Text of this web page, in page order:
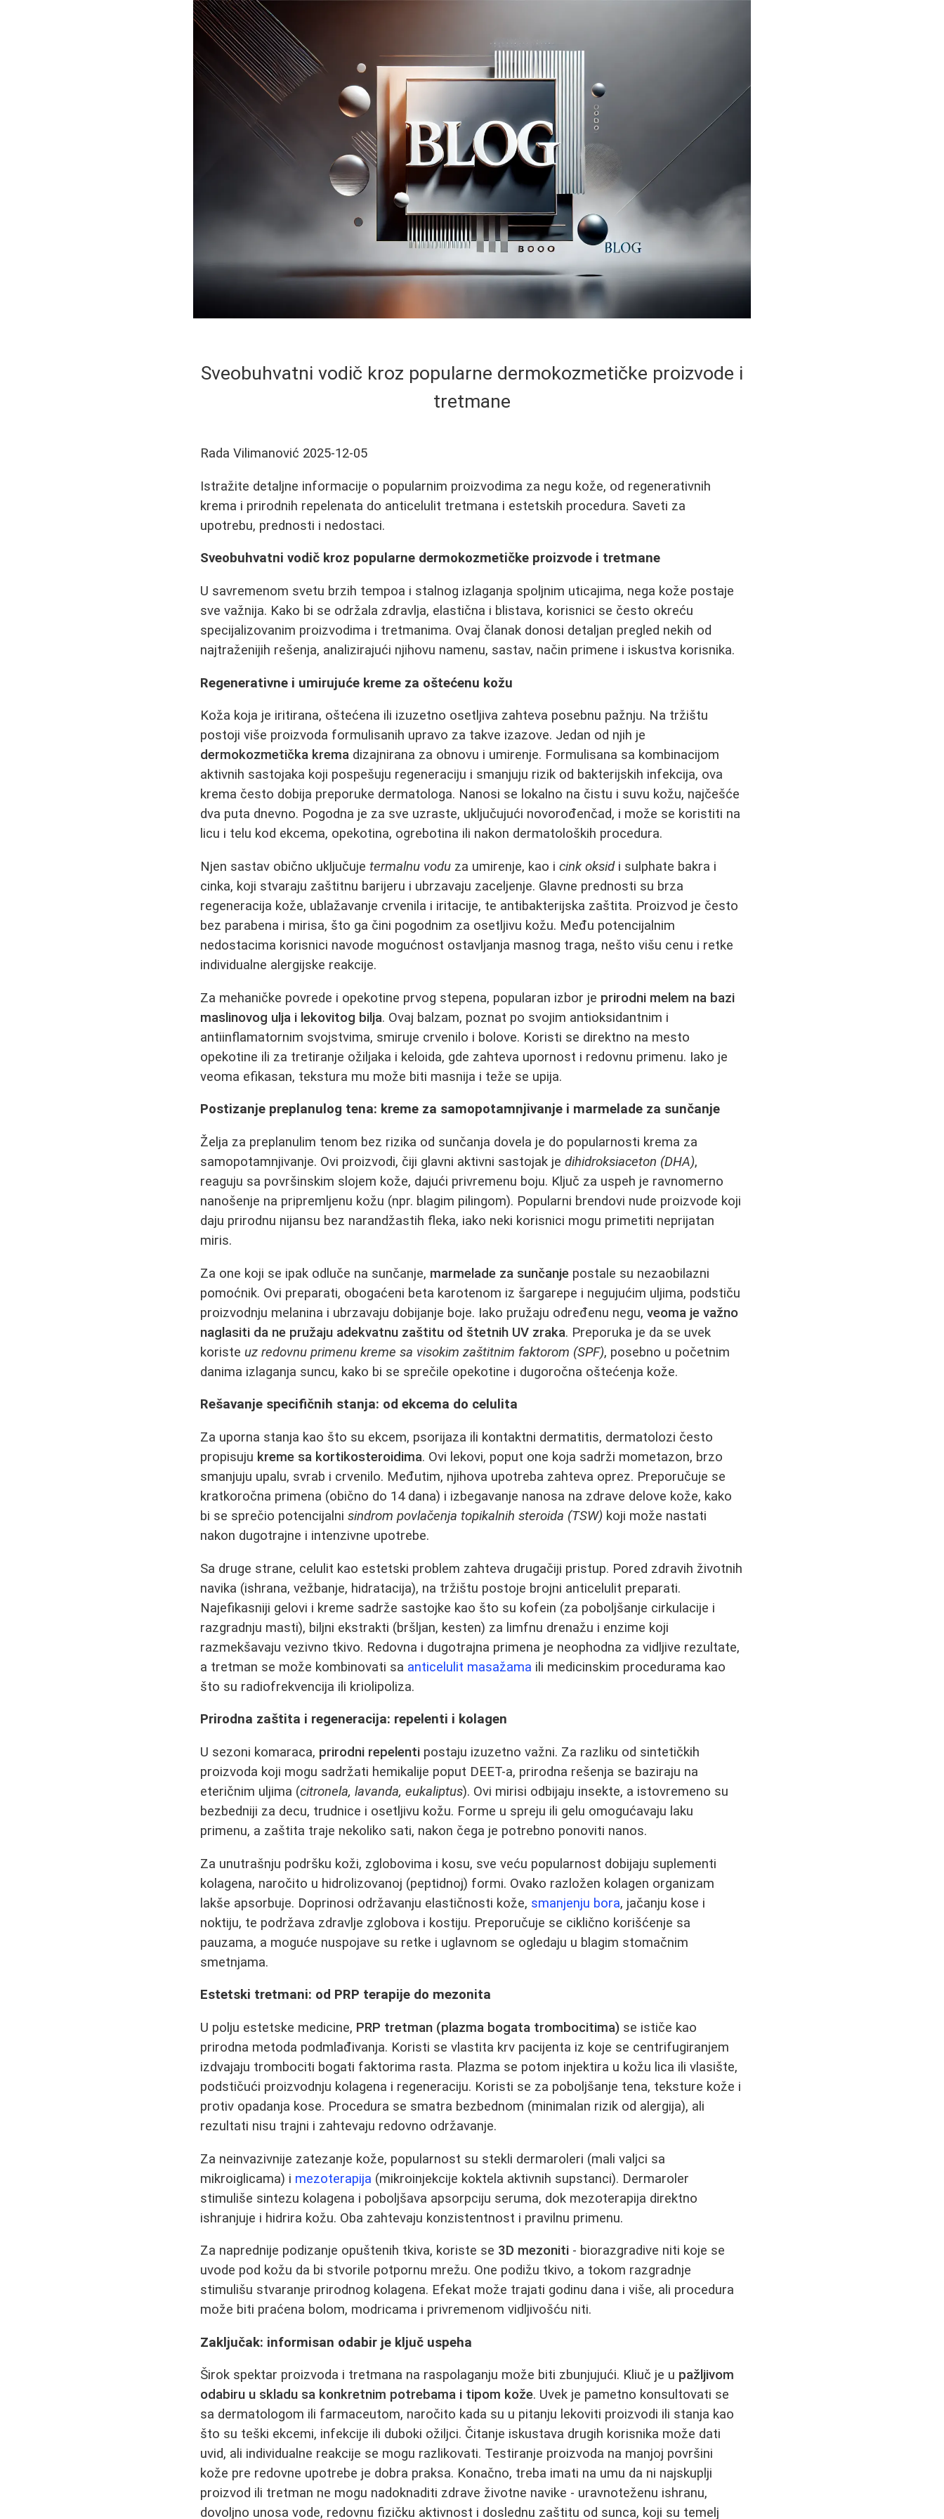
Sveobuhvatni vodič kroz popularne dermokozmetičke proizvode i
tretmane
Rada Vilimanović 2025-12-05
Istražite detaljne informacije o popularnim proizvodima za negu kože, od regenerativnih
krema i prirodnih repelenata do anticelulit tretmana i estetskih procedura. Saveti za
upotrebu, prednosti i nedostaci.
Sveobuhvatni vodič kroz popularne dermokozmetičke proizvode i tretmane
U savremenom svetu brzih tempoa i stalnog izlaganja spoljnim uticajima, nega kože postaje
sve važnija. Kako bi se održala zdravlja, elastična i blistava, korisnici se često okreću
specijalizovanim proizvodima i tretmanima. Ovaj članak donosi detaljan pregled nekih od
najtraženijih rešenja, analizirajući njihovu namenu, sastav, način primene i iskustva korisnika.
Regenerativne i umirujuće kreme za oštećenu kožu
Koža koja je iritirana, oštećena ili izuzetno osetljiva zahteva posebnu pažnju. Na tržištu
postoji više proizvoda formulisanih upravo za takve izazove. Jedan od njih je
dermokozmetička krema dizajnirana za obnovu i umirenje. Formulisana sa kombinacijom
aktivnih sastojaka koji pospešuju regeneraciju i smanjuju rizik od bakterijskih infekcija, ova
krema često dobija preporuke dermatologa. Nanosi se lokalno na čistu i suvu kožu, najčešće
dva puta dnevno. Pogodna je za sve uzraste, uključujući novorođenčad, i može se koristiti na
licu i telu kod ekcema, opekotina, ogrebotina ili nakon dermatoloških procedura.
Njen sastav obično uključujetermalnu vodu za umirenje, kao icink oksidi sulphate bakra i
cinka, koji stvaraju zaštitnu barijeru i ubrzavaju zaceljenje. Glavne prednosti su brza
regeneracija kože, ublažavanje crvenila i iritacije, te antibakterijska zaštita. Proizvod je često
bez parabena i mirisa, što ga čini pogodnim za osetljivu kožu. Među potencijalnim
nedostacima korisnici navode mogućnost ostavljanja masnog traga, nešto višu cenu i retke
individualne alergijske reakcije.
Za mehaničke povrede i opekotine prvog stepena, popularan izbor je prirodni melem na bazi
maslinovog ulja i lekovitog bilja. Ovaj balzam, poznat po svojim antioksidantnim i
antiinflamatornim svojstvima, smiruje crvenilo i bolove. Koristi se direktno na mesto
opekotine ili za tretiranje ožiljaka i keloida, gde zahteva upornost i redovnu primenu. Iako je
veoma efikasan, tekstura mu može biti masnija i teže se upija.
Postizanje preplanulog tena: kreme za samopotamnjivanje i marmelade za sunčanje
Želja za preplanulim tenom bez rizika od sunčanja dovela je do popularnosti krema za
samopotamnjivanje. Ovi proizvodi, čiji glavni aktivni sastojak jedihidroksiaceton (DHA),
reaguju sa površinskim slojem kože, dajući privremenu boju. Ključ za uspeh je ravnomerno
nanošenje na pripremljenu kožu (npr. blagim pilingom). Popularni brendovi nude proizvode koji
daju prirodnu nijansu bez narandžastih fleka, iako neki korisnici mogu primetiti neprijatan
miris.
Za one koji se ipak odluče na sunčanje, marmelade za sunčanje postale su nezaobilazni
pomoćnik. Ovi preparati, obogaćeni beta karotenom iz šargarepe i negujućim uljima, podstiču
proizvodnju melanina i ubrzavaju dobijanje boje. Iako pružaju određenu negu,veoma je važno
naglasiti da ne pružaju adekvatnu zaštitu od štetnih UV zraka. Preporuka je da se uvek
koriste uz redovnu primenu kreme sa visokim zaštitnim faktorom (SPF), posebno u početnim
danima izlaganja suncu, kako bi se sprečile opekotine i dugoročna oštećenja kože.
Rešavanje specifičnih stanja: od ekcema do celulita
Za uporna stanja kao što su ekcem, psorijaza ili kontaktni dermatitis, dermatolozi često
propisuju kreme sa kortikosteroidima. Ovi lekovi, poput one koja sadrži mometazon, brzo
smanjuju upalu, svrab i crvenilo. Međutim, njihova upotreba zahteva oprez. Preporučuje se
kratkoročna primena (obično do 14 dana) i izbegavanje nanosa na zdrave delove kože, kako
bi se sprečio potencijalnisindrom povlačenja topikalnih steroida (TSW) koji može nastati
nakon dugotrajne i intenzivne upotrebe.
Sa druge strane, celulit kao estetski problem zahteva drugačiji pristup. Pored zdravih životnih
navika (ishrana, vežbanje, hidratacija), na tržištu postoje brojni anticelulit preparati.
Najefikasniji gelovi i kreme sadrže sastojke kao što su kofein (za poboljšanje cirkulacije i
razgradnju masti), biljni ekstrakti (bršljan, kesten) za limfnu drenažu i enzime koji
razmekšavaju vezivno tkivo. Redovna i dugotrajna primena je neophodna za vidljive rezultate,
a tretman se može kombinovati sa anticelulit masažama ili medicinskim procedurama kao
što su radiofrekvencija ili kriolipoliza.
Prirodna zaštita i regeneracija: repelenti i kolagen
U sezoni komaraca, prirodni repelenti postaju izuzetno važni. Za razliku od sintetičkih
proizvoda koji mogu sadržati hemikalije poput DEET-a, prirodna rešenja se baziraju na
eteričnim uljima (citronela, lavanda, eukaliptus). Ovi mirisi odbijaju insekte, a istovremeno su
bezbedniji za decu, trudnice i osetljivu kožu. Forme u spreju ili gelu omogućavaju laku
primenu, a zaštita traje nekoliko sati, nakon čega je potrebno ponoviti nanos.
Za unutrašnju podršku koži, zglobovima i kosu, sve veću popularnost dobijaju suplementi
kolagena, naročito u hidrolizovanoj (peptidnoj) formi. Ovako razložen kolagen organizam
lakše apsorbuje. Doprinosi održavanju elastičnosti kože, smanjenju bora, jačanju kose i
noktiju, te podržava zdravlje zglobova i kostiju. Preporučuje se ciklično korišćenje sa
pauzama, a moguće nuspojave su retke i uglavnom se ogledaju u blagim stomačnim
smetnjama.
Estetski tretmani: od PRP terapije do mezonita
U polju estetske medicine, PRP tretman (plazma bogata trombocitima) se ističe kao
prirodna metoda podmlađivanja. Koristi se vlastita krv pacijenta iz koje se centrifugiranjem
izdvajaju trombociti bogati faktorima rasta. Plazma se potom injektira u kožu lica ili vlasište,
podstičući proizvodnju kolagena i regeneraciju. Koristi se za poboljšanje tena, teksture kože i
protiv opadanja kose. Procedura se smatra bezbednom (minimalan rizik od alergija), ali
rezultati nisu trajni i zahtevaju redovno održavanje.
Za neinvazivnije zatezanje kože, popularnost su stekli dermaroleri (mali valjci sa
mikroiglicama) i mezoterapija (mikroinjekcije koktela aktivnih supstanci). Dermaroler
stimuliše sintezu kolagena i poboljšava apsorpciju seruma, dok mezoterapija direktno
ishranjuje i hidrira kožu. Oba zahtevaju konzistentnost i pravilnu primenu.
Za naprednije podizanje opuštenih tkiva, koriste se 3D mezoniti - biorazgradive niti koje se
uvode pod kožu da bi stvorile potpornu mrežu. One podižu tkivo, a tokom razgradnje
stimulišu stvaranje prirodnog kolagena. Efekat može trajati godinu dana i više, ali procedura
može biti praćena bolom, modricama i privremenom vidljivošću niti.
Zaključak: informisan odabir je ključ uspeha
Širok spektar proizvoda i tretmana na raspolaganju može biti zbunjujući. Kliuč je u pažljivom
odabiru u skladu sa konkretnim potrebama i tipom kože. Uvek je pametno konsultovati se
sa dermatologom ili farmaceutom, naročito kada su u pitanju lekoviti proizvodi ili stanja kao
što su teški ekcemi, infekcije ili duboki ožiljci. Čitanje iskustava drugih korisnika može dati
uvid, ali individualne reakcije se mogu razlikovati. Testiranje proizvoda na manjoj površini
kože pre redovne upotrebe je dobra praksa. Konačno, treba imati na umu da ni najskuplji
proizvod ili tretman ne mogu nadoknaditi zdrave životne navike - uravnoteženu ishranu,
dovoljno unosa vode, redovnu fizičku aktivnost i doslednu zaštitu od sunca, koji su temelj